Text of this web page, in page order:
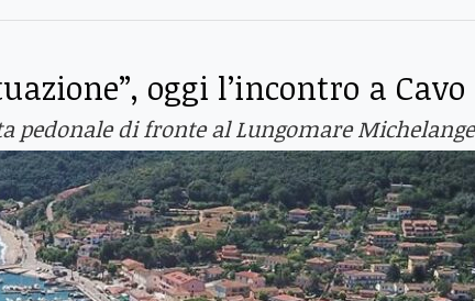
oggi l’incontro a Cavo
pedonale di fronte al Lungomare